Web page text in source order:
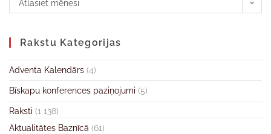
Atlasiet mēnesi
Rakstu Kategorijas
Adventa Kalendārs (4)
Bīskapu konferences paziņojumi (5)
Raksti (1 138)
Aktualitātes Baznīcā (61)